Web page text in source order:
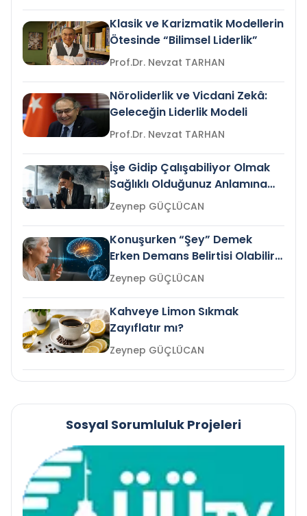
Klasik ve Karizmatik Modellerin
Ötesinde “Bilimsel Liderlik”
Prof.Dr. Nevzat TARHAN
Nöroliderlik ve Vicdani Zekâ:
Geleceğin Liderlik Modeli
Prof.Dr. Nevzat TARHAN
İşe Gidip Çalışabiliyor Olmak
Sağlıklı Olduğunuz Anlamına
Gelir mi?Zeynep GÜÇLÜCAN
Konuşurken “Şey” Demek
Erken Demans Belirtisi Olabilir
mi?
Zeynep GÜÇLÜCAN
Kahveye Limon Sıkmak
Zayıflatır mı?
Zeynep GÜÇLÜCAN
Sosyal Sorumluluk Projeleri